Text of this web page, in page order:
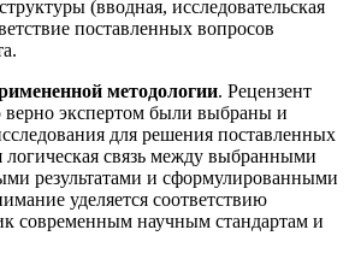
(вводная, исследовательская
поставленных вопросов
методологии. Рецензент
верно экспертом были выбраны и
для решения поставленных
логическая связь между выбранными
результатами и сформулированными
уделяется соответствию
современным научным стандартам и